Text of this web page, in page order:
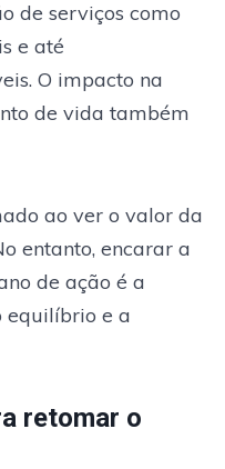
de serviços como
e até
O impacto na
de vida também
ao ver o valor da
entanto, encarar a
de ação é a
equilíbrio e a
retomar o